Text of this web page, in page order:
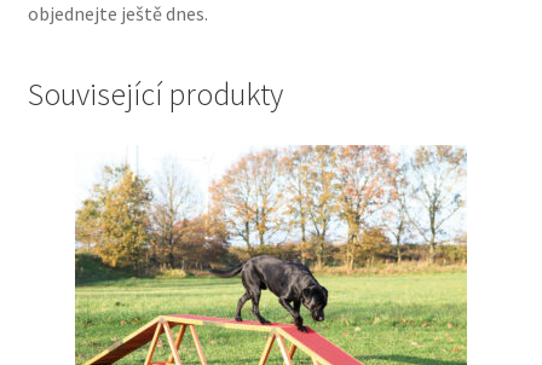
objednejte ještě dnes.
Související produkty